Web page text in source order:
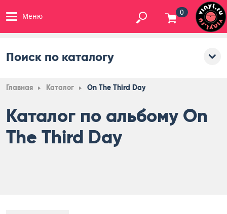
Меню 0
Поиск по каталогу
Главная Каталог On The Third Day
Каталог по альбому On
The Third Day